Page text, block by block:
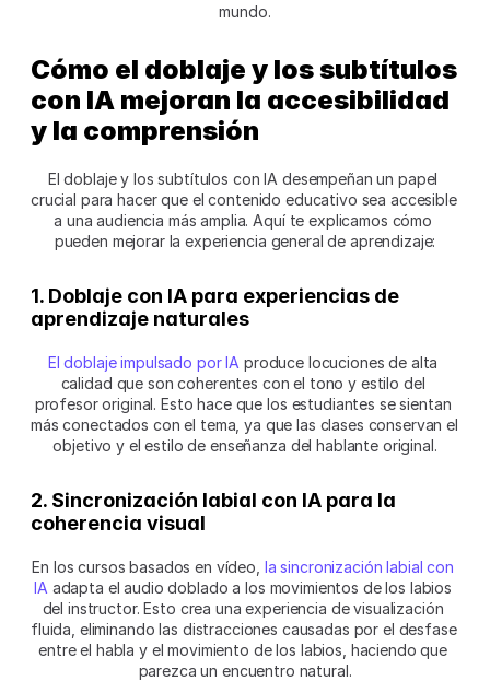
mundo.
Cómo el doblaje y los subtítulos
con IA mejoran la accesibilidad
y la comprensión
El doblaje y los subtítulos con IA desempeñan un papel
crucial para hacer que el contenido educativo sea accesible
a una audiencia más amplia. Aquí te explicamos cómo
pueden mejorar la experiencia general de aprendizaje:
1. Doblaje con IA para experiencias de
aprendizaje naturales
El doblaje impulsado por IA produce locuciones de alta
calidad que son coherentes con el tono y estilo del
profesor original. Esto hace que los estudiantes se sientan
más conectados con el tema, ya que las clases conservan el
objetivo y el estilo de enseñanza del hablante original.
2. Sincronización labial con IA para la
coherencia visual
En los cursos basados en vídeo, la sincronización labial con
IA adapta el audio doblado a los movimientos de los labios
del instructor. Esto crea una experiencia de visualización
fluida, eliminando las distracciones causadas por el desfase
entre el habla y el movimiento de los labios, haciendo que
parezca un encuentro natural.